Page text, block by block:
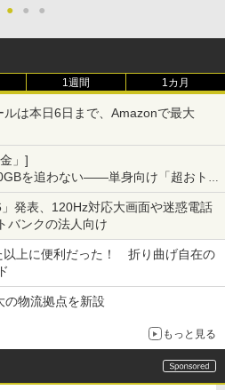
● ● ●
1週間 1カ月
ルは本日6日まで、Amazonで最大
」]
を追わない――単身向け「超おトク
意点
発表、120Hz対応大画面や迷惑電話
バンクの法人向け
以上に便利だった！ 折り曲げ自在の
の物流拠点を新設
もっと見る